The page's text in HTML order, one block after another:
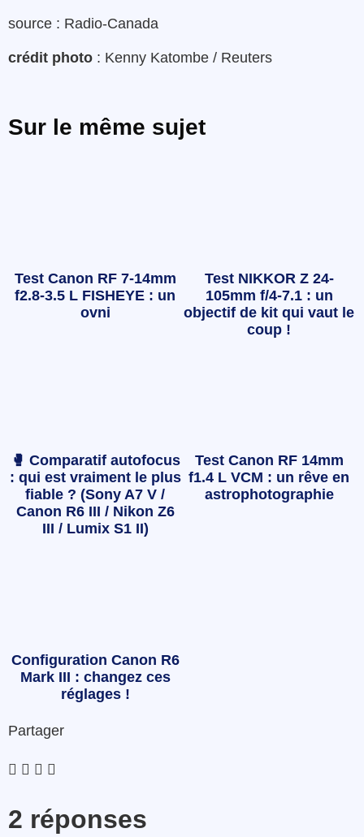
source : Radio-Canada
crédit photo : Kenny Katombe / Reuters
Sur le même sujet
Test Canon RF 7-14mm
f2.8-3.5 L FISHEYE : un
ovni
Test NIKKOR Z 24-
105mm f/4-7.1 : un
objectif de kit qui vaut le
coup !
🥊 Comparatif autofocus
: qui est vraiment le plus
fiable ? (Sony A7 V /
Canon R6 III / Nikon Z6
III / Lumix S1 II)
Test Canon RF 14mm
f1.4 L VCM : un rêve en
astrophotographie
Configuration Canon R6
Mark III : changez ces
réglages !
Partager
2 réponses